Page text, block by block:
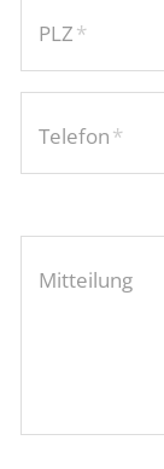
PLZ*
Telefon*
Mitteilung